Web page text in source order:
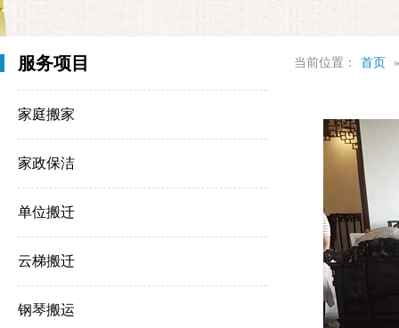
服务项目
家庭搬家
家政保洁
单位搬迁
云梯搬迁
钢琴搬运
当前位置： 首页